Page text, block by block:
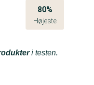
80%
Højeste
i testen.